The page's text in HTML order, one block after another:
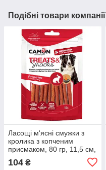
Подібні товари компанії
Ласощі м'ясні смужки з
кролика з копченим
присмаком, 80 гр, 11,5 см,
(флоупак) 14 упак./короб.
(ціна за упак)
104 ₴